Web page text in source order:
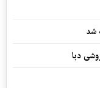
شد
دبا